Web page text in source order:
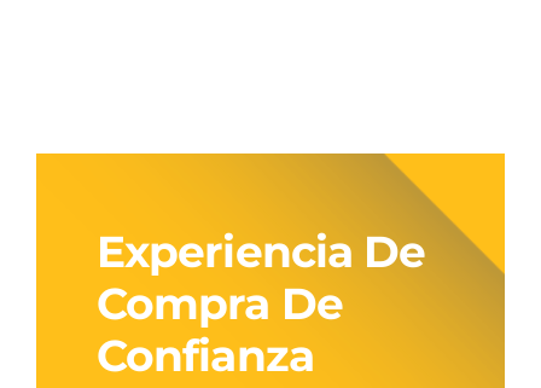
Experiencia De
Compra De
Confianza